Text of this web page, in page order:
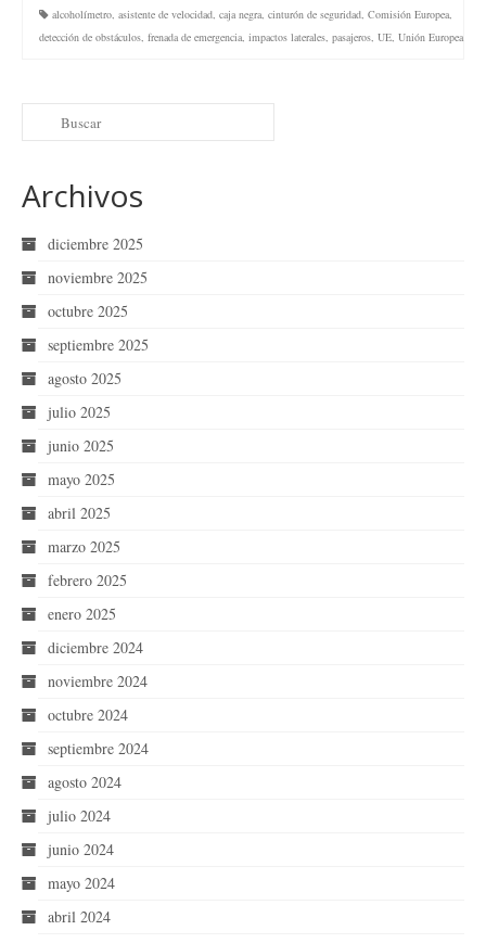
alcoholímetro, asistente de velocidad, caja negra, cinturón de seguridad, Comisión Europea,
detección de obstáculos, frenada de emergencia, impactos laterales, pasajeros, UE, Unión Europea
Archivos
diciembre 2025
noviembre 2025
octubre 2025
septiembre 2025
agosto 2025
julio 2025
junio 2025
mayo 2025
abril 2025
marzo 2025
febrero 2025
enero 2025
diciembre 2024
noviembre 2024
octubre 2024
septiembre 2024
agosto 2024
julio 2024
junio 2024
mayo 2024
abril 2024